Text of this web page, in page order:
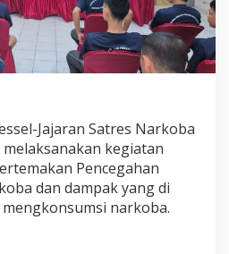
a
r
b
u
t
a
n
K
e
l
Jajaran Satres Narkoba
kegiatan
Pencegahan
dan dampak yang di
narkoba.